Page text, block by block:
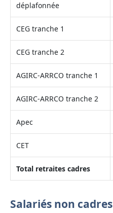
déplafonnée
CEG tranche 1
CEG tranche 2
AGIRC-ARRCO tranche 1
AGIRC-ARRCO tranche 2
Apec
CET
Total retraites cadres
Salariés non cadres